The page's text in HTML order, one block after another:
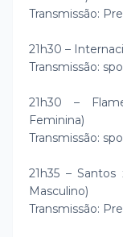
Transmissão:
21h30 –
Transmissão:
21h30 –
Feminina)
Transmissão:
21h35 –
Masculino)
Transmissão: